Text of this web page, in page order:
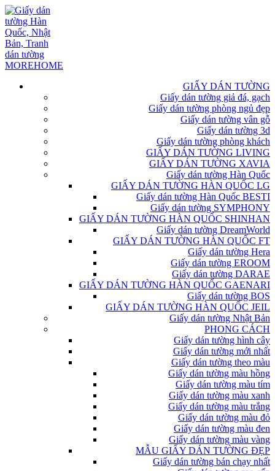
GIẤY DÁN TƯỜNG
Giấy dán tường giả đá, gạch
Giấy dán tường phòng ngủ đẹp
Giấy dán tường vân gỗ
Giấy dán tường 3d
Giấy dán tường phòng khách
GIẤY DÁN TƯỜNG LIVING
GIẤY DÁN TƯỜNG XAVIA
Giấy dán tường Hàn Quốc
GIẤY DÁN TƯỜNG HÀN QUỐC LG
Giấy dán tường Hàn Quốc BESTI
Giấy dán tường SYMPHONY
GIẤY DÁN TƯỜNG HÀN QUỐC SHINHAN
Giấy dán tường DreamWorld
GIẤY DÁN TƯỜNG HÀN QUỐC FT
Giấy dán tường Hera
Giấy dán tường EROOM
Giấy dán tường DARAE
GIẤY DÁN TƯỜNG HÀN QUỐC GAENARI
Giấy dán tường BOS
GIẤY DÁN TƯỜNG HÀN QUỐC JEIL
Giấy dán tường Nhật Bản
PHONG CÁCH
Giấy dán tường hình cây
Giấy dán tường mới nhất
Giấy dán tường theo màu
Giấy dán tường màu hồng
Giấy dán tường màu tím
Giấy dán tường màu xanh
Giấy dán tường màu trắng
Giấy dán tường màu đỏ
Giấy dán tường màu đen
Giấy dán tường màu vàng
MẪU GIẤY DÁN TƯỜNG ĐẸP
Giấy dán tường bán chạy nhất